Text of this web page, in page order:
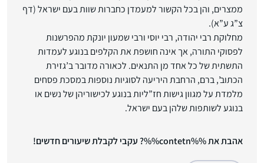
ממצרים, והן בכל הקשור למעמדן כחברות שוות בעם ‏ישראל (דף
צ”ג ע”א).‏
מחלוקת רבי יהודה, רבי יוסי ורבי שמעון יונקת מהפרשנות
לפסוקי התורה, אך אינה חושפת את הקלפים בנוגע ‏לעמדות
התשתית של כל אחד מן התנאים. לכאורה מדובר ב’גזירת
הכתוב’, ברם, הרחבת היריעה לסוגיות נוספות ‏במסכת פסחים
מלמדת על מגוון גישות חז”ליות בנוגע לכישוריהן של נשים או
בנוגע לשותפות שלהן בעם ישראל. ‏
אהבת את %%contetn%%? עקבי לקבלת שיעורים חדשים!